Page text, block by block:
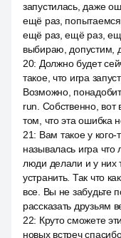
запустилась, даже
ещё раз,
ещё раз, ещё раз,
выбираю, допустим,
20: Должно будет
такое, что игра
Возможно,
run. Собственно, вот
том, что эта ошибка
21: Вам такое у
называлась игра
люди делали и у них
устранить. Так что
все. Вы не забудьте
рассказать друзьям
22: Круто сможете
новых встреч